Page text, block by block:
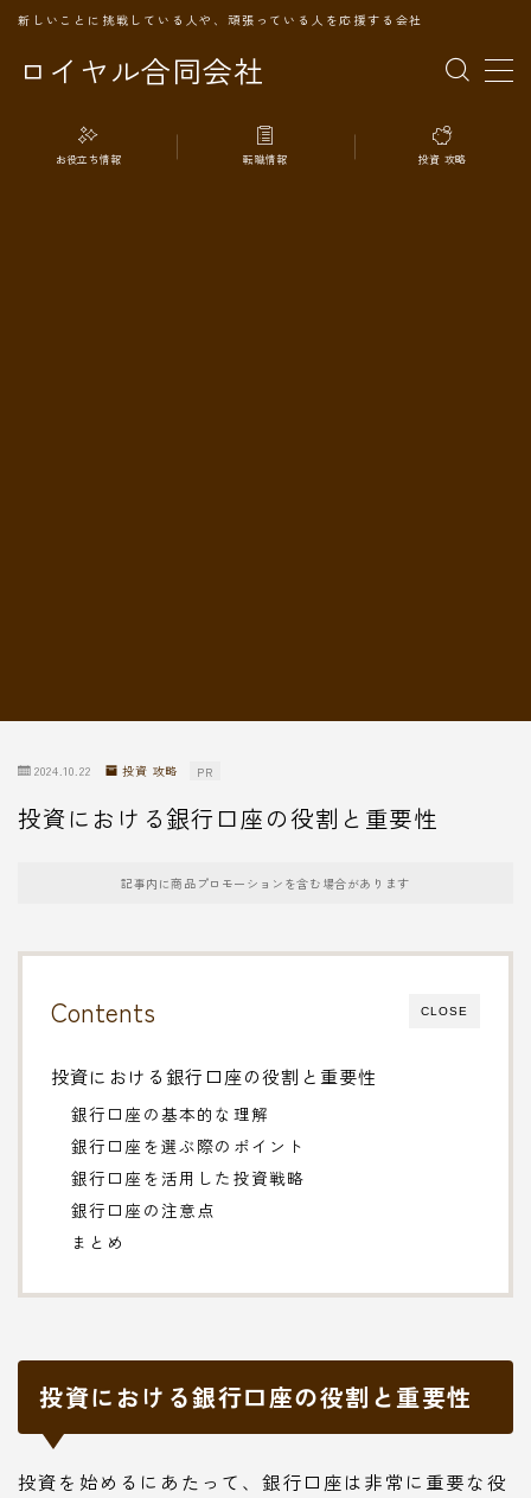
ロイヤル合同会社
新しいことに挑戦している人や、頑張っている人を応援する会社
MENU
TOPページ
お役立ち情報 転職情報 投資 攻略
2024.10.22 投資 攻略 PR
投資における銀行口座の役割と重要性
記事内に商品プロモーションを含む場合があります
CLOSE
Contents
投資における銀行口座の役割と重要性
銀行口座の基本的な理解
銀行口座を選ぶ際のポイント
銀行口座を活用した投資戦略
銀行口座の注意点
まとめ
投資における銀行口座の役割と重要性
投資を始めるにあたって、銀行口座は非常に重要な役